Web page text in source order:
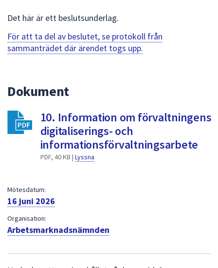
att
navigera
mellan
att
välja
av
Det här är ett beslutsunderlag.
För att ta del av beslutet, se protokoll från
sammanträdet där ärendet togs upp.
Dokument
10. Information om förvaltningens
digitaliserings- och
informationsförvaltningsarbete
PDF, 40 KB | Lyssna
Mötesdatum:
16 juni 2026
Organisation:
Arbetsmarknadsnämnden